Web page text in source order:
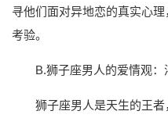
寻他们面对异地恋的真实心
考验。
B.狮子座男人的爱情观
狮子座男人是天生的王